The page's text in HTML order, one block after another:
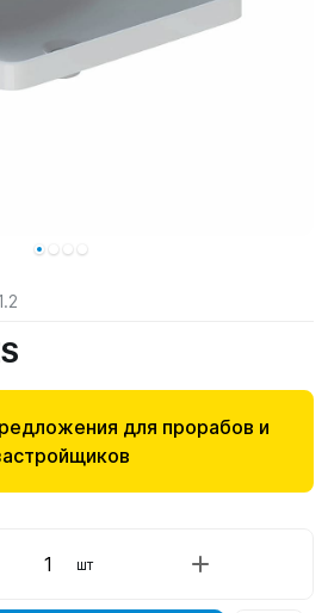
для прорабов и
шт